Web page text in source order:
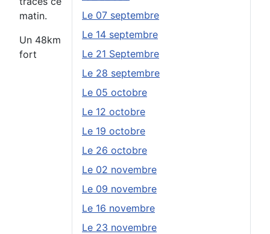
Le 07 septembre
Le 14 septembre
Le 21 Septembre
Le 28 septembre
Le 05 octobre
Le 12 octobre
Le 19 octobre
Le 26 octobre
Le 02 novembre
Le 09 novembre
Le 16 novembre
Le 23 novembre
matin.
Un 48km
fort